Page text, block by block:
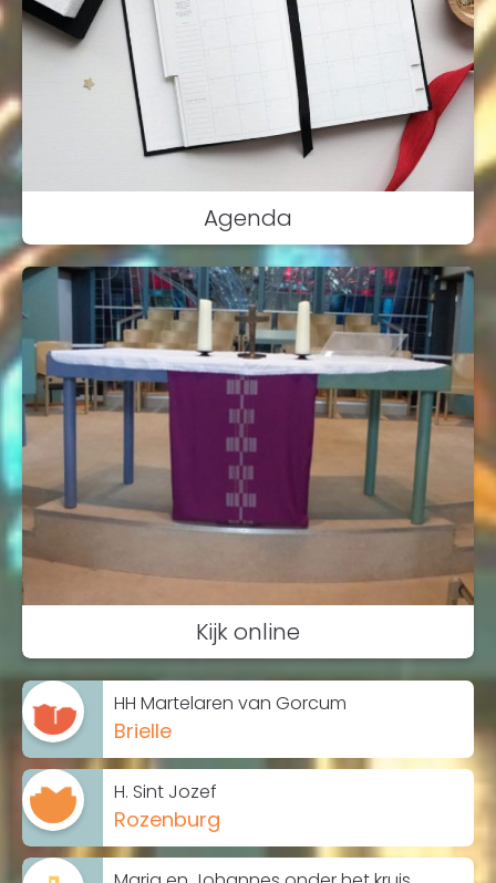
Agenda
Kijk online
HH Martelaren van Gorcum
Brielle
H. Sint Jozef
Rozenburg